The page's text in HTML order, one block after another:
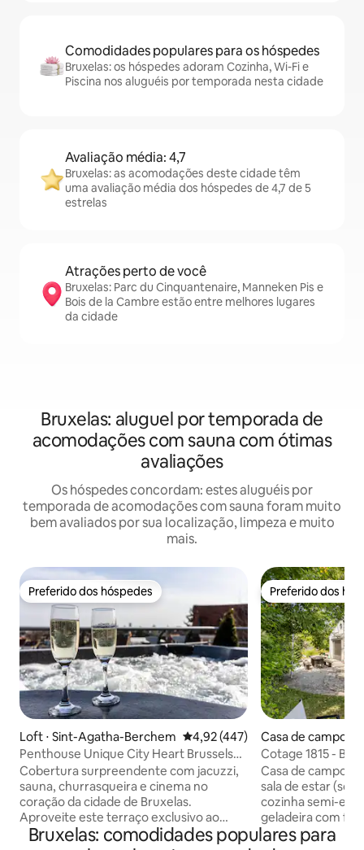
Comodidades populares para os hóspedes
Bruxelas: os hóspedes adoram Cozinha, Wi-Fi e
Piscina nos aluguéis por temporada nesta cidade
Avaliação média: 4,7
Bruxelas: as acomodações deste cidade têm
uma avaliação média dos hóspedes de 4,7 de 5
estrelas
Atrações perto de você
Bruxelas: Parc du Cinquantenaire, Manneken Pis e
Bois de la Cambre estão entre melhores lugares
da cidade
Bruxelas: aluguel por temporada de
acomodações com sauna com ótimas
avaliações
Os hóspedes concordam: estes aluguéis por
temporada de acomodações com sauna foram muito
bem avaliados por sua localização, limpeza e muito
mais.
Preferido dos hóspedes
Preferido dos hóspedes
Loft ⋅ Sint-Agatha-Berchem 4,92 de uma avaliação média de
4,92 (447)
Penthouse Unique City Heart Brussels
Sauna Jacuzzi
Cobertura surpreendente com jacuzzi,
sauna, churrasqueira e cinema no
coração da cidade de Bruxelas.
Aproveite este terraço exclusivo ao
redor da casa, com garantia de
Preferido dos
Preferido dos
Casa de campo ⋅
ud
Cotage 1815 -
300-400 m
Casa de campo
sala de estar
cozinha semi-
geladeira com
micro-ondas, 4 pratos), mesa grande, 2
Bruxelas: comodidades populares para